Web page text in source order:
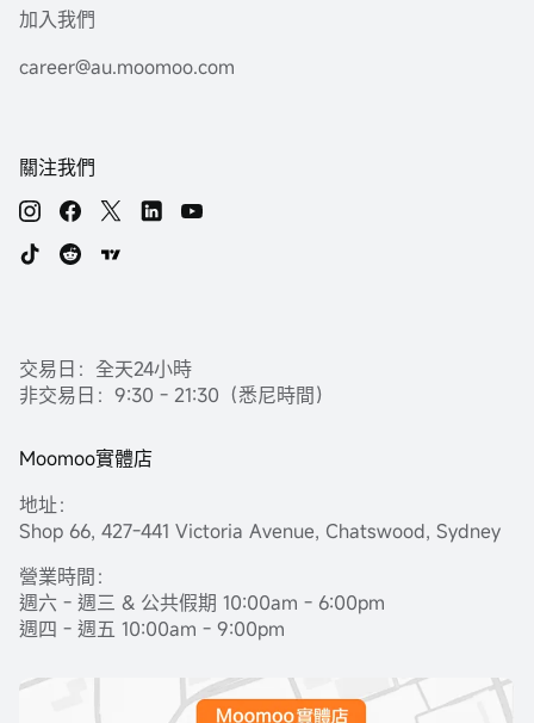
加入我們
career@au.moomoo.com
關注我們
交易日：全天24小時
非交易日：9:30 - 21:30（悉尼時間）
Moomoo實體店
地址：
Shop 66, 427-441 Victoria Avenue, Chatswood, Sydney
營業時間：
週六 - 週三 & 公共假期 10:00am - 6:00pm
週四 - 週五 10:00am - 9:00pm